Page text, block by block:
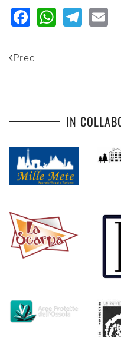
Facebook
Prec
IN